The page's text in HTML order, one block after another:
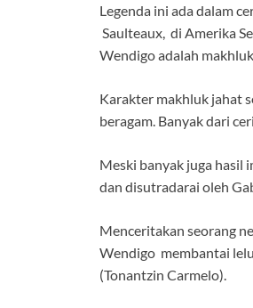
Legenda ini ada dalam
Saulteaux, di Amerika
Wendigo adalah
Karakter makhluk jahat
beragam. Banyak dari
Meski banyak juga hasil
dan disutradarai oleh
Menceritakan seorang
Wendigo membantai
(Tonantzin Carmelo).